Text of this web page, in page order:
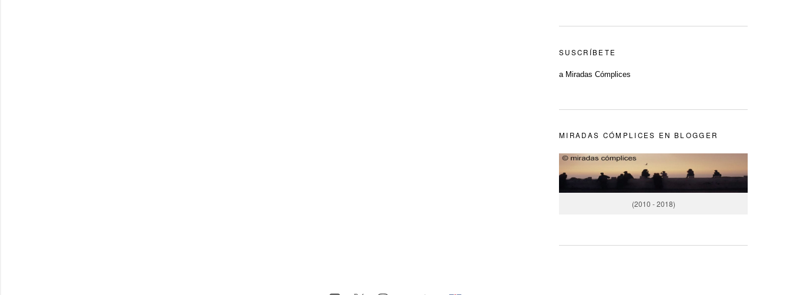
SUSCRÍBETE
a Miradas Cómplices
MIRADAS CÓMPLICES EN BLOGGER
(2010 - 2018)